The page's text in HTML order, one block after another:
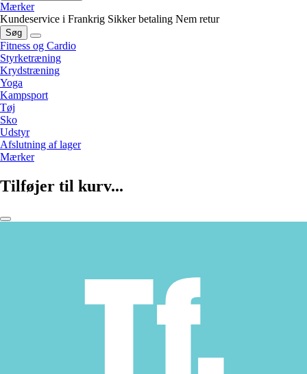
Mærker
Kundeservice i Frankrig Sikker betaling Nem retur
Søg
Fitness og Cardio
Styrketræning
Krydstræning
Yoga
Kampsport
Tøj
Sko
Udstyr
Afslutning af lager
Mærker
Tilføjer til kurv...